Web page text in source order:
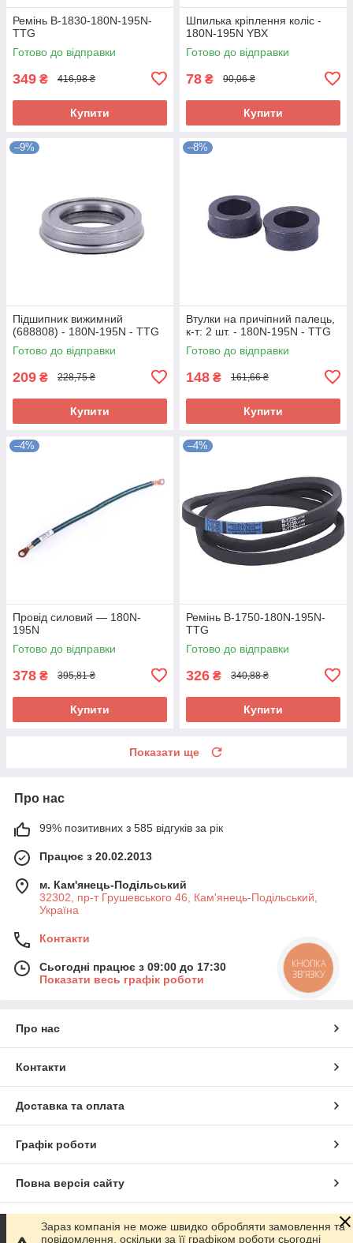
Ремінь B-1830-180N-195N-
TTG
Готово до відправки
349 ₴ 416,98 ₴
Купити
Шпилька кріплення коліс -
180N-195N YBX
Готово до відправки
78 ₴ 90,06 ₴
Купити
–9%
Підшипник вижимний
(688808) - 180N-195N - TTG
Готово до відправки
209 ₴ 228,75 ₴
Купити
–8%
Втулки на причіпний палець,
к-т: 2 шт. - 180N-195N - TTG
Готово до відправки
148 ₴ 161,66 ₴
Купити
–4%
Провід силовий — 180N-
195N
Готово до відправки
378 ₴ 395,81 ₴
Купити
–4%
Ремінь B-1750-180N-195N-
TTG
Готово до відправки
326 ₴ 340,88 ₴
Купити
Показати ще
Про нас
99% позитивних з 585 відгуків за рік
Працює з 20.02.2013
м. Кам'янець-Подільський
32302, пр-т Грушевського 46, Кам'янець-Подільський,
Україна
Контакти
Сьогодні працює з 09:00 до 17:30
Показати весь графік роботи
Про нас
Контакти
Доставка та оплата
Графік роботи
Повна версія сайту
Сайт створено на маркетплейсі Prom.ua
Зараз компанія не може швидко обробляти замовлення та
повідомлення, оскільки за її графіком роботи сьогодні
КНОПКА
ЗВ'ЯЗКУ